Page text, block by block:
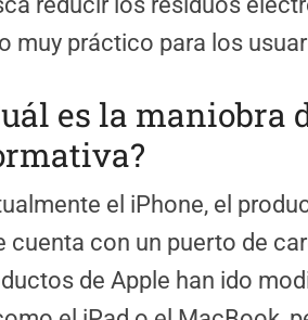
muy práctico para los
es la maniobra
el iPhone, el
cuenta con un puerto de
de Apple han ido